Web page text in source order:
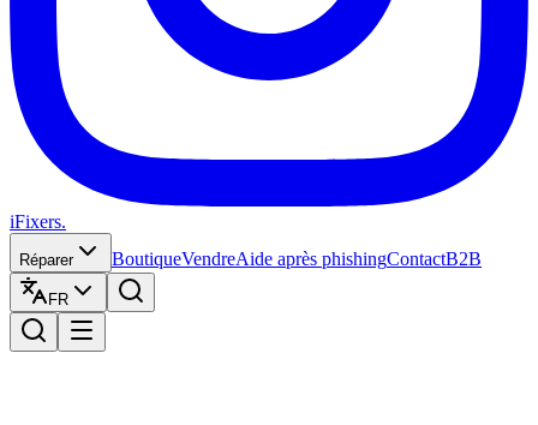
iFixers.
Réparer BoutiqueVendreAide après phishingContactB2B
FR